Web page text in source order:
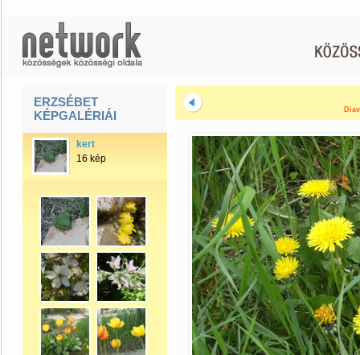
ERZSÉBET
KÉPGALÉRIÁI
kert
16 kép